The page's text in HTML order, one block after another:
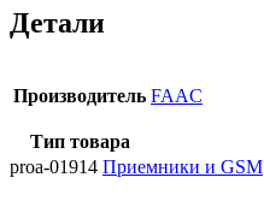
Детали
Производитель FAAC
Тип товара
proa-01914 Приемники и GSM